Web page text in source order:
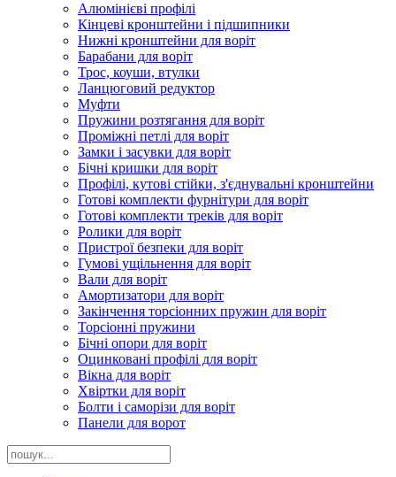
Алюмінієві профілі
Кінцеві кронштейни і підшипники
Нижні кронштейни для воріт
Барабани для воріт
Трос, коуши, втулки
Ланцюговий редуктор
Муфти
Пружини розтягання для воріт
Проміжні петлі для воріт
Замки і засувки для воріт
Бічні кришки для воріт
Профілі, кутові стійки, з'єднувальні кронштейни
Готові комплекти фурнітури для воріт
Готові комплекти треків для воріт
Ролики для воріт
Пристрої безпеки для воріт
Гумові ущільнення для воріт
Вали для воріт
Амортизатори для воріт
Закінчення торсіонних пружин для воріт
Торсіонні пружини
Бічні опори для воріт
Оцинковані профілі для воріт
Вікна для воріт
Хвіртки для воріт
Болти і саморізи для воріт
Панели для ворот